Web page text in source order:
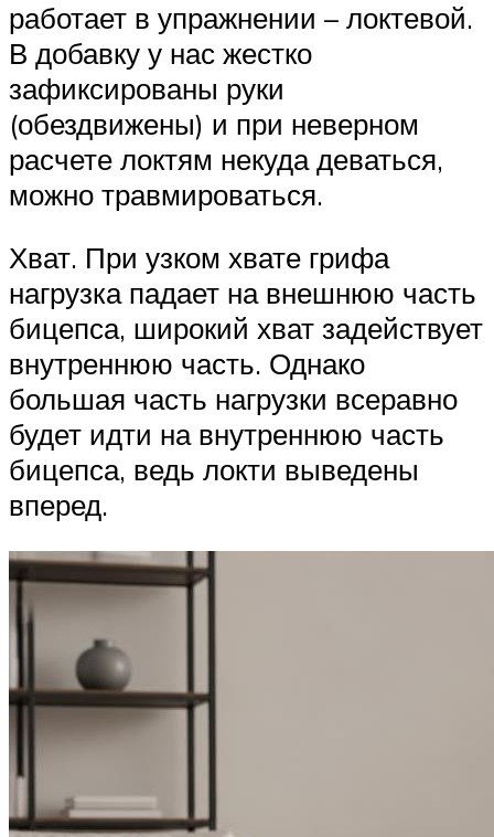
работает в упражнении – локтевой.
В добавку у нас жестко
зафиксированы руки
(обездвижены) и при неверном
расчете локтям некуда деваться,
можно травмироваться.
Хват. При узком хвате грифа
нагрузка падает на внешнюю часть
бицепса, широкий хват задействует
внутреннюю часть. Однако
большая часть нагрузки всеравно
будет идти на внутреннюю часть
бицепса, ведь локти выведены
вперед.